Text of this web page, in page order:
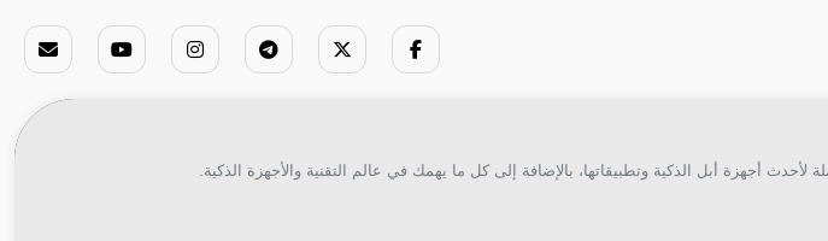
أجهزة أبل الذكية وتطبيقاتها، بالإضافة إلى كل ما يهمك في عالم التقنية والأجهزة الذكية.